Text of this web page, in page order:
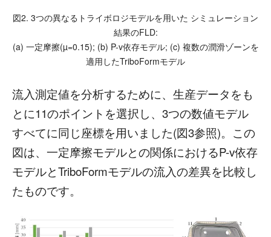
図2. 3つの異なるトライボロジモデルを用いた シミュレーション
結果のFLD:
(a) 一定摩擦(µ=0.15); (b) P-v依存モデル; (c) 複数の潤滑ゾーンを
適用したTriboFormモデル
流入測定値を分析するために、生産データをも
とに11のポイントを選択し、3つの数値モデル
すべてに同じ座標を用いました(図3参照)。この
図は、一定摩擦モデルとの関係におけるP-v依存
モデルとTriboFormモデルの流入の差異を比較し
たものです。